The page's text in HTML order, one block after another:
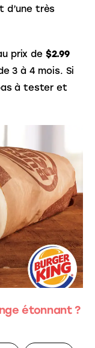
d’une très
prix de $2.99
3 à 4 mois. Si
à tester et
étonnant ?